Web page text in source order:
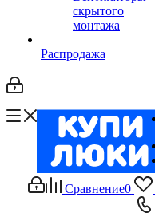
скрытого
монтажа
Распродажа
Сравнение0